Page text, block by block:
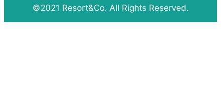
©2021 Resort&Co. All Rights Reserved.